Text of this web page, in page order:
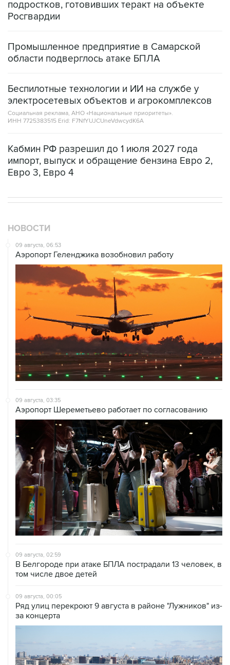
подростков, готовивших теракт на объекте
Росгвардии
Промышленное предприятие в Самарской
области подверглось атаке БПЛА
Беспилотные технологии и ИИ на службе у
электросетевых объектов и агрокомплексов
Социальная реклама, АНО «Национальные приоритеты».
ИНН 7725383515 Erid: F7NfYUJCUneVdwcydK6A
Кабмин РФ разрешил до 1 июля 2027 года
импорт, выпуск и обращение бензина Евро 2,
Евро 3, Евро 4
НОВОСТИ
09 августа, 06:53
Аэропорт Геленджика возобновил работу
09 августа, 03:35
Аэропорт Шереметьево работает по согласованию
09 августа, 02:59
В Белгороде при атаке БПЛА пострадали 13 человек, в
том числе двое детей
09 августа, 00:05
Ряд улиц перекроют 9 августа в районе "Лужников" из-
за концерта